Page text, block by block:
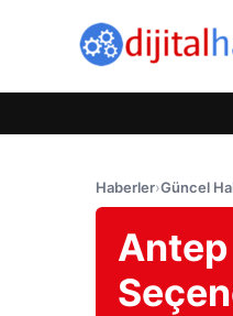
Haberler›Güncel